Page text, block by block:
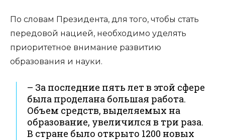
По словам Президента, для того, чтобы стать
передовой нацией, необходимо уделять
приоритетное внимание развитию
образования и науки.
– За последние пять лет в этой сфере
была проделана большая работа.
Объем средств, выделяемых на
образование, увеличился в три раза.
В стране было открыто 1200 новых